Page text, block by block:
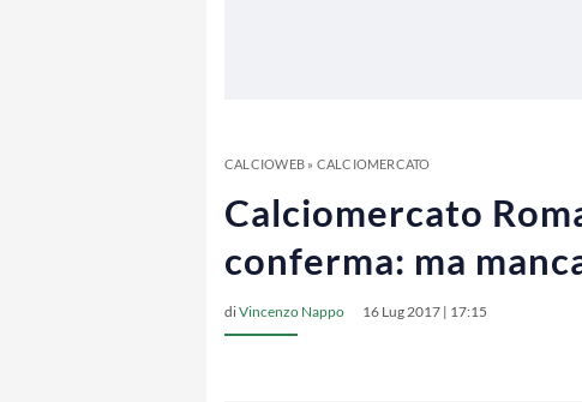
CALCIOWEB» CALCIOMERCATO
Calciomercato
conferma: ma
diVincenzo Nappo 16 Lug 2017 | 17:15